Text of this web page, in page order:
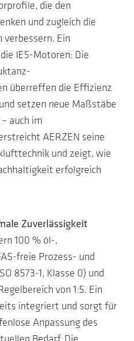
die den
und zugleich die
verbessern. Ein
IE5-Motoren: Die
überreffen die Effizienz
setzen neue Maßstäbe
auch im
AERZEN seine
und zeigt, wie
erfolgreich
Zuverlässigkeit
100 % öl-,
freie Prozess- und
8573-1, Klasse 0) und
von 1:5. Ein
integriert und sorgt für
Anpassung des